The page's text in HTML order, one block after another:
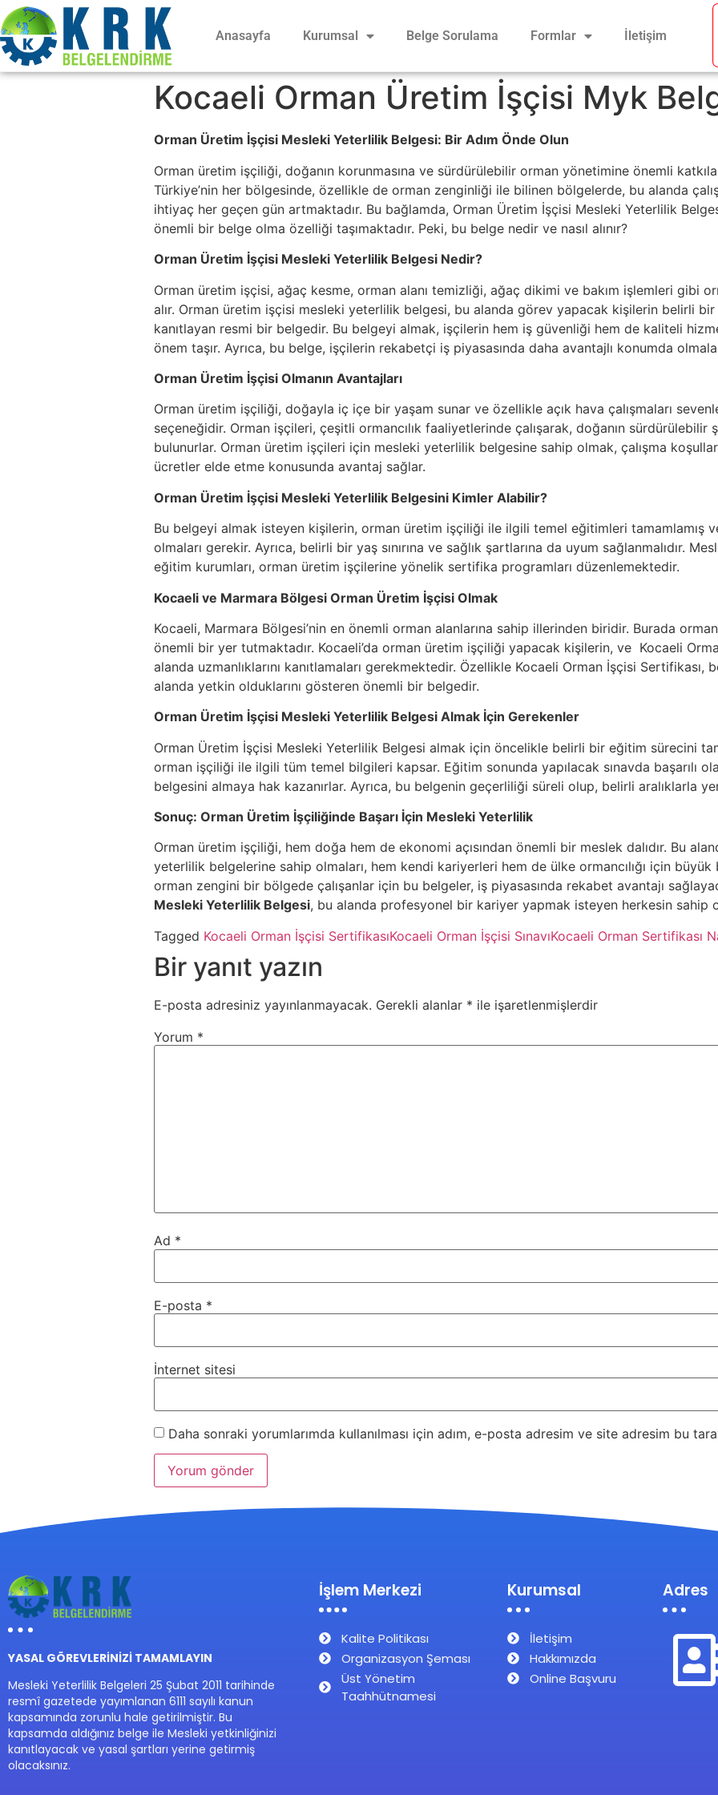
Anasayfa Kurumsal Belge Sorulama Formlar İletişim
Kocaeli Orman Üretim İşçisi Myk
Orman Üretim İşçisi Mesleki Yeterlilik Belgesi: Bir Adım Önde Olun
Orman üretim işçiliği, doğanın korunmasına ve sürdürülebilir orman yönetimine önemli
Türkiye’nin her bölgesinde, özellikle de orman zenginliği ile bilinen bölgelerde, bu alanda
ihtiyaç her geçen gün artmaktadır. Bu bağlamda, Orman Üretim İşçisi Mesleki Yeterlilik
önemli bir belge olma özelliği taşımaktadır. Peki, bu belge nedir ve nasıl alınır?
Orman Üretim İşçisi Mesleki Yeterlilik Belgesi Nedir?
Orman üretim işçisi, ağaç kesme, orman alanı temizliği, ağaç dikimi ve bakım işlemleri gibi
alır. Orman üretim işçisi mesleki yeterlilik belgesi, bu alanda görev yapacak kişilerin belirli
kanıtlayan resmi bir belgedir. Bu belgeyi almak, işçilerin hem iş güvenliği hem de kaliteli
önem taşır. Ayrıca, bu belge, işçilerin rekabetçi iş piyasasında daha avantajlı konumda
Orman Üretim İşçisi Olmanın Avantajları
Orman üretim işçiliği, doğayla iç içe bir yaşam sunar ve özellikle açık hava çalışmaları
seçeneğidir. Orman işçileri, çeşitli ormancılık faaliyetlerinde çalışarak, doğanın sürdürülebilir
bulunurlar. Orman üretim işçileri için mesleki yeterlilik belgesine sahip olmak, çalışma
ücretler elde etme konusunda avantaj sağlar.
Orman Üretim İşçisi Mesleki Yeterlilik Belgesini Kimler Alabilir?
Bu belgeyi almak isteyen kişilerin, orman üretim işçiliği ile ilgili temel eğitimleri tamamlamış
olmaları gerekir. Ayrıca, belirli bir yaş sınırına ve sağlık şartlarına da uyum sağlanmalıdır.
eğitim kurumları, orman üretim işçilerine yönelik sertifika programları düzenlemektedir.
Kocaeli ve Marmara Bölgesi Orman Üretim İşçisi Olmak
Kocaeli, Marmara Bölgesi’nin en önemli orman alanlarına sahip illerinden biridir. Burada
önemli bir yer tutmaktadır. Kocaeli’da orman üretim işçiliği yapacak kişilerin, ve Kocaeli
alanda uzmanlıklarını kanıtlamaları gerekmektedir. Özellikle Kocaeli Orman İşçisi
alanda yetkin olduklarını gösteren önemli bir belgedir.
Orman Üretim İşçisi Mesleki Yeterlilik Belgesi Almak İçin Gerekenler
Orman Üretim İşçisi Mesleki Yeterlilik Belgesi almak için öncelikle belirli bir eğitim sürecini
orman işçiliği ile ilgili tüm temel bilgileri kapsar. Eğitim sonunda yapılacak sınavda başarılı
belgesini almaya hak kazanırlar. Ayrıca, bu belgenin geçerliliği süreli olup, belirli aralıklarla
Sonuç: Orman Üretim İşçiliğinde Başarı İçin Mesleki Yeterlilik
Orman üretim işçiliği, hem doğa hem de ekonomi açısından önemli bir meslek dalıdır. Bu
yeterlilik belgelerine sahip olmaları, hem kendi kariyerleri hem de ülke ormancılığı için
orman zengini bir bölgede çalışanlar için bu belgeler, iş piyasasında rekabet avantajı
Mesleki Yeterlilik Belgesi, bu alanda profesyonel bir kariyer yapmak isteyen herkesin sahip
Tagged Kocaeli Orman İşçisi SertifikasıKocaeli Orman İşçisi SınavıKocaeli Orman Sertifikası
Bir yanıt yazın
E-posta adresiniz yayınlanmayacak. Gerekli alanlar * ile işaretlenmişlerdir
Yorum *
Ad *
E-posta *
İnternet sitesi
Daha sonraki yorumlarımda kullanılması için adım, e-posta adresim ve site adresim bu
YASAL GÖREVLERİNİZİ TAMAMLAYIN
Mesleki Yeterlilik Belgeleri 25 Şubat 2011 tarihinde
resmî gazetede yayımlanan 6111 sayılı kanun
kapsamında zorunlu hale getirilmiştir. Bu
kapsamda aldığınız belge ile Mesleki yetkinliğinizi
kanıtlayacak ve yasal şartları yerine getirmiş
olacaksınız.
İşlem Merkezi
Kalite Politikası
Organizasyon Şeması
Üst Yönetim
Taahhütnamesi
Kurumsal
İletişim
Hakkımızda
Online Başvuru
Adres